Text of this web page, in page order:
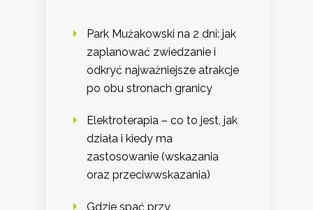
Park Mużakowski na 2 dni: jak
zaplanować zwiedzanie i
odkryć najważniejsze atrakcje
po obu stronach granicy
Elektroterapia – co to jest, jak
działa i kiedy ma
zastosowanie (wskazania
oraz przeciwwskazania)
Gdzie spać przy